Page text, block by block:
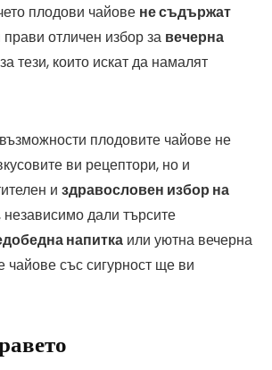
плодови чайове не съдържат
прави отличен избор за вечерна
тези, които искат да намалят
плодовите чайове не
ви рецептори, но и
и здравословен избор на
независимо дали търсите
напитка или уютна вечерна
чайове със сигурност ще ви